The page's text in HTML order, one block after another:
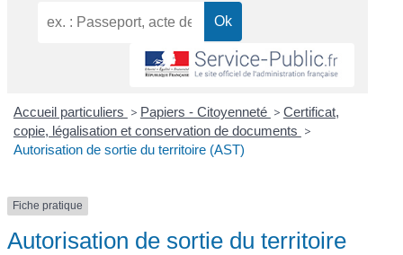
Accueil particuliers > Papiers - Citoyenneté > Certificat,
copie, légalisation et conservation de documents >
Autorisation de sortie du territoire (AST)
Fiche pratique
Autorisation de sortie du territoire